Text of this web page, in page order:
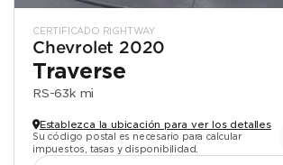
CERTIFICADO RIGHTWAY
Chevrolet 2020
Traverse
RS-63k mi
Establezca la ubicación para ver los detalles
Su código postal es necesario para calcular
impuestos, tasas y disponibilidad.